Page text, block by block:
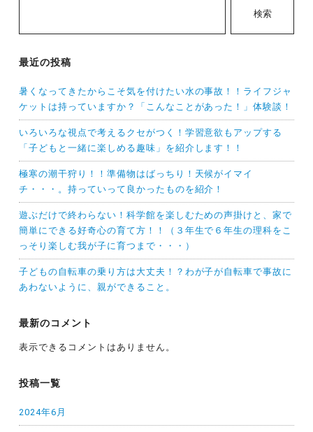
検索
最近の投稿
暑くなってきたからこそ気を付けたい水の事故！！ライフジャ
ケットは持っていますか？「こんなことがあった！」体験談！
いろいろな視点で考えるクセがつく！学習意欲もアップする
「子どもと一緒に楽しめる趣味」を紹介します！！
極寒の潮干狩り！！準備物はばっちり！天候がイマイ
チ・・・。持っていって良かったものを紹介！
遊ぶだけで終わらない！科学館を楽しむための声掛けと、家で
簡単にできる好奇心の育て方！！（３年生で６年生の理科をこ
っそり楽しむ我が子に育つまで・・・）
子どもの自転車の乗り方は大丈夫！？わが子が自転車で事故に
あわないように、親ができること。
最新のコメント
表示できるコメントはありません。
投稿一覧
2024年6月